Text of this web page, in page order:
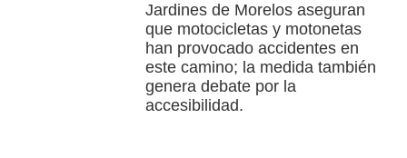
Jardines de Morelos aseguran
que motocicletas y motonetas
han provocado accidentes en
este camino; la medida también
genera debate por la
accesibilidad.